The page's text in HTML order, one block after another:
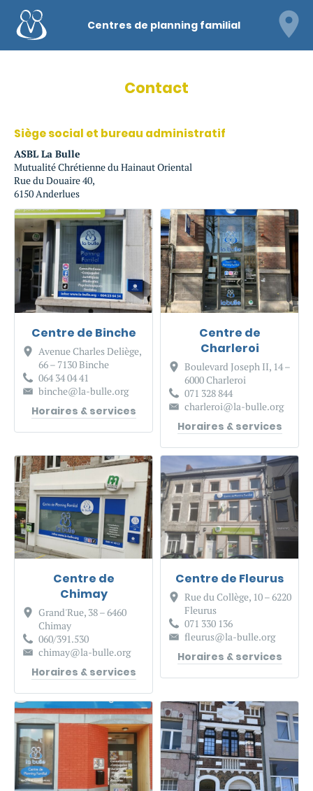
Centres de planning familial
Contact
Siège social et bureau administratif
ASBL La Bulle
Mutualité Chrétienne du Hainaut Oriental
Rue du Douaire 40,
6150 Anderlues
Centre de Binche
Avenue Charles Deliège,
66 – 7130 Binche
064 34 04 41
binche@la-bulle.org
Horaires & services
Centre de
Charleroi
Boulevard Joseph II, 14 –
6000 Charleroi
071 328 844
charleroi@la-bulle.org
Horaires & services
Centre de
Chimay
Grand'Rue, 38 – 6460
Chimay
060/391.530
chimay@la-bulle.org
Horaires & services
Centre de Fleurus
Rue du Collège, 10 – 6220
Fleurus
071 330 136
fleurus@la-bulle.org
Horaires & services